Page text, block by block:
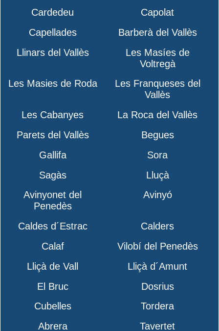
Cardedeu
Capolat
Capellades
Barberà del Vallès
Llinars del Vallès
Les Masíes de
Voltregà
Les Masies de Roda
Les Franqueses del
Vallès
Les Cabanyes
La Roca del Vallès
Parets del Vallès
Begues
Gallifa
Sora
Sagàs
Lluçà
Avinyonet del
Penedès
Avinyó
Caldes d´Estrac
Calders
Calaf
Vilobí del Penedès
Lliçà de Vall
Lliçà d´Amunt
El Bruc
Dosrius
Cubelles
Tordera
Abrera
Tavertet